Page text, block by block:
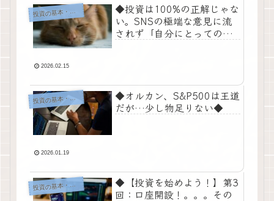
投
資の基本・考え方
◆投資は100%の正解じゃな
い。SNSの極端な意見に流
されず「自分にとってのベ
2026.02.15
投
資の基本・考え方
◆オルカン、S&P500は王道
だが…少し物足りない◆
2026.01.19
投
資の基本・考え方
◆【投資を始めよう！】第3
回：口座開設！。。。その